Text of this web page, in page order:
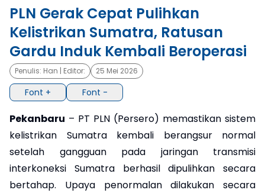
PLN Gerak Cepat Pulihkan
Kelistrikan Sumatra, Ratusan
Gardu Induk Kembali Beroperasi
Penulis: Han | Editor: 25 Mei 2026
Font + Font -
Pekanbaru – PT PLN (Persero) memastikan sistem
kelistrikan Sumatra kembali berangsur normal
setelah gangguan pada jaringan transmisi
interkoneksi Sumatra berhasil dipulihkan secara
bertahap. Upaya penormalan dilakukan secara